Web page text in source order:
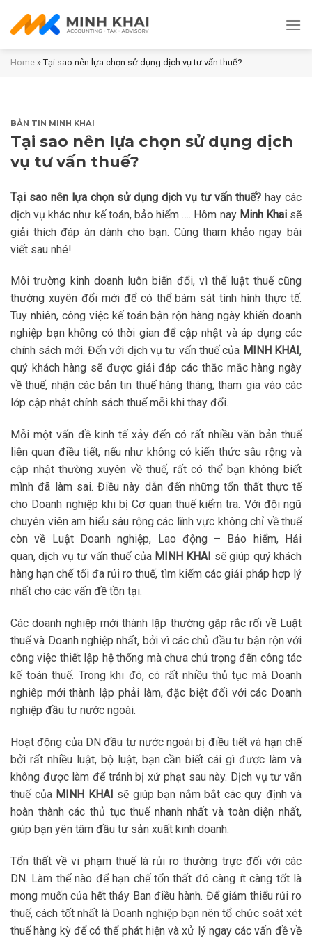
Home » Tại sao nên lựa chọn sử dụng dịch vụ tư vấn thuế?
BẢN TIN MINH KHAI
Tại sao nên lựa chọn sử dụng dịch
vụ tư vấn thuế?
Tại sao nên lựa chọn sử dụng dịch vụ tư vấn thuế? hay các
dịch vụ khác như kế toán, bảo hiểm …. Hôm nay Minh Khaisẽ
giải thích đáp án dành cho bạn. Cùng tham khảo ngay bài
viết sau nhé!
Môi trường kinh doanh luôn biến đổi, vì thế luật thuế cũng
thường xuyên đổi mới để có thể bám sát tình hình thực tế.
Tuy nhiên, công việc kế toán bận rộn hàng ngày khiến doanh
nghiệp bạn không có thời gian để cập nhật và áp dụng các
chính sách mới. Đến với dịch vụ tư vấn thuế của MINH KHAI,
quý khách hàng sẽ được giải đáp các thắc mắc hàng ngày
về thuế, nhận các bản tin thuế hàng tháng; tham gia vào các
lớp cập nhật chính sách thuế mỗi khi thay đổi.
Mỗi một vấn đề kinh tế xảy đến có rất nhiều văn bản thuế
liên quan điều tiết, nếu như không có kiến thức sâu rộng và
cập nhật thường xuyên về thuế, rất có thể bạn không biết
mình đã làm sai. Điều này dẫn đến những tổn thất thực tế
cho Doanh nghiệp khi bị Cơ quan thuế kiểm tra. Với đội ngũ
chuyên viên am hiểu sâu rộng các lĩnh vực không chỉ về thuế
còn về Luật Doanh nghiệp, Lao động – Bảo hiểm, Hải
quan, dịch vụ tư vấn thuế của MINH KHAI sẽ giúp quý khách
hàng hạn chế tối đa rủi ro thuế, tìm kiếm các giải pháp hợp lý
nhất cho các vấn đề tồn tại.
Các doanh nghiệp mới thành lập thường gặp rắc rối về Luật
thuế và Doanh nghiệp nhất, bởi vì các chủ đầu tư bận rộn với
công việc thiết lập hệ thống mà chưa chú trọng đến công tác
kế toán thuế. Trong khi đó, có rất nhiều thủ tục mà Doanh
nghiêp mới thành lập phải làm, đặc biệt đối với các Doanh
nghiệp đầu tư nước ngoài.
Hoạt động của DN đầu tư nước ngoài bị điều tiết và hạn chế
bởi rất nhiều luật, bộ luật, bạn cần biết cái gì được làm và
không được làm để tránh bị xử phạt sau này. Dịch vụ tư vấn
thuế của MINH KHAI sẽ giúp bạn nắm bắt các quy định và
hoàn thành các thủ tục thuế nhanh nhất và toàn diện nhất,
giúp bạn yên tâm đầu tư sản xuất kinh doanh.
Tổn thất về vi phạm thuế là rủi ro thường trực đối với các
DN. Làm thế nào để hạn chế tổn thất đó càng ít càng tốt là
mong muốn của hết thảy Ban điều hành. Để giảm thiểu rủi ro
thuế, cách tốt nhất là Doanh nghiệp bạn nên tổ chức soát xét
thuế hàng kỳ để có thể phát hiện và xử lý ngay các vấn đề về